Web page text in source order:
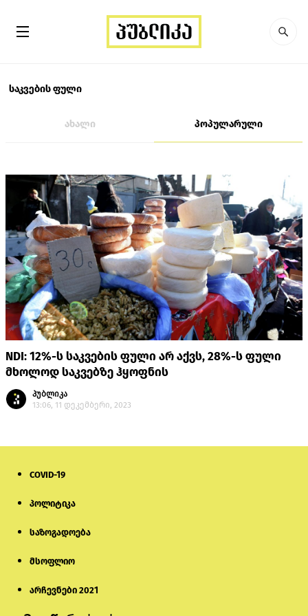
საკვების ფული
ახალი პოპულარული
NDI: 12%-ს საკვების ფული არ აქვს, 28%-ს ფული
მხოლოდ საკვებზე ჰყოფნის
პუბლიკა
13:06, 11 დეკემბერი, 2023
COVID-19
პოლიტიკა
საზოგადოება
მსოფლიო
არჩევნები 2021